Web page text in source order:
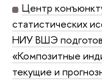
Центр
статистических
НИУ ВШЭ
«Композитные
текущие и